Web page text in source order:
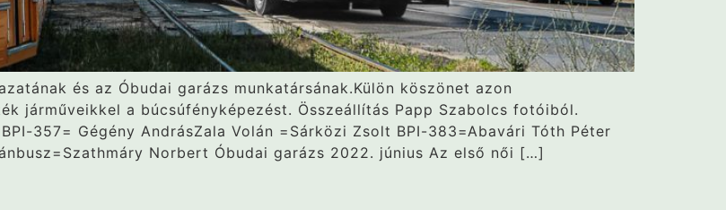
és az Óbudai garázs munkatársának.Külön köszönet azon
járműveikkel a búcsúfényképezést. Összeállítás Papp Szabolcs fotóiból.
357= Gégény AndrásZala Volán =Sárközi Zsolt BPI-383=Abavári Tóth Péter
Norbert Óbudai garázs 2022. június Az első női […]